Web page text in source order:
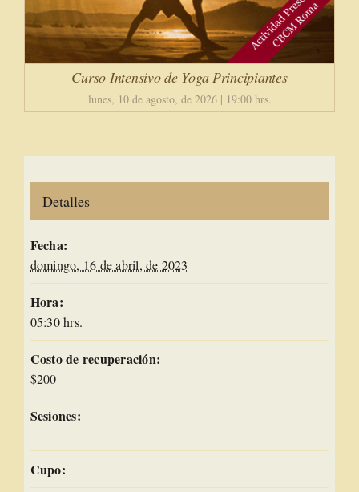
Curso Intensivo de Yoga Principiantes
lunes, 10 de agosto, de 2026 | 19:00 hrs.
Detalles
Fecha:
domingo, 16 de abril, de 2023
Hora:
05:30 hrs.
Costo de recuperación:
$200
Sesiones:
Cupo: